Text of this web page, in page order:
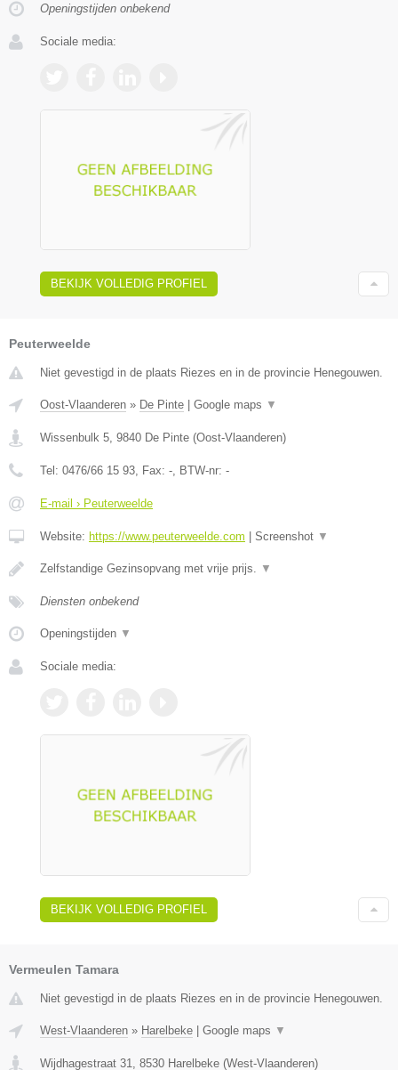
Openingstijden onbekend
Sociale media:
BEKIJK VOLLEDIG PROFIEL
Peuterweelde
Niet gevestigd in de plaats Riezes en in de provincie Henegouwen.
Oost-Vlaanderen » De Pinte Google maps ▼
Wissenbulk 5, 9840 De Pinte (Oost-Vlaanderen)
Tel: 0476/66 15 93, Fax: -, BTW-nr: -
E-mail › Peuterweelde
Website: https://www.peuterweelde.com Screenshot ▼
Zelfstandige Gezinsopvang met vrije prijs. ▼
Diensten onbekend
Openingstijden ▼
Sociale media:
BEKIJK VOLLEDIG PROFIEL
Vermeulen Tamara
Niet gevestigd in de plaats Riezes en in de provincie Henegouwen.
West-Vlaanderen » Harelbeke Google maps ▼
Wijdhagestraat 31 8530 Harelbeke (West-Vlaanderen)